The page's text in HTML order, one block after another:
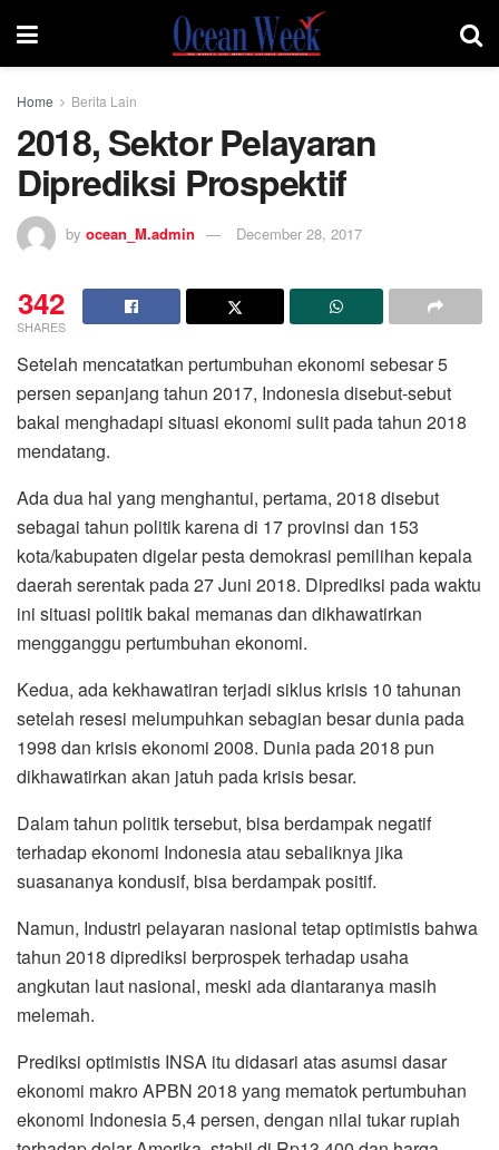
Home Berita Lain
2018, Sektor Pelayaran
Diprediksi Prospektif
by ocean_M.admin December 28, 2017
342
SHARES
Setelah mencatatkan pertumbuhan ekonomi sebesar 5
persen sepanjang tahun 2017, Indonesia disebut-sebut
bakal menghadapi situasi ekonomi sulit pada tahun 2018
mendatang.
Ada dua hal yang menghantui, pertama, 2018 disebut
sebagai tahun politik karena di 17 provinsi dan 153
kota/kabupaten digelar pesta demokrasi pemilihan kepala
daerah serentak pada 27 Juni 2018. Diprediksi pada waktu
ini situasi politik bakal memanas dan dikhawatirkan
mengganggu pertumbuhan ekonomi.
Kedua, ada kekhawatiran terjadi siklus krisis 10 tahunan
setelah resesi melumpuhkan sebagian besar dunia pada
1998 dan krisis ekonomi 2008. Dunia pada 2018 pun
dikhawatirkan akan jatuh pada krisis besar.
Dalam tahun politik tersebut, bisa berdampak negatif
terhadap ekonomi Indonesia atau sebaliknya jika
suasananya kondusif, bisa berdampak positif.
Namun, Industri pelayaran nasional tetap optimistis bahwa
tahun 2018 diprediksi berprospek terhadap usaha
angkutan laut nasional, meski ada diantaranya masih
melemah.
Prediksi optimistis INSA itu didasari atas asumsi dasar
ekonomi makro APBN 2018 yang mematok pertumbuhan
ekonomi Indonesia 5,4 persen, dengan nilai tukar rupiah